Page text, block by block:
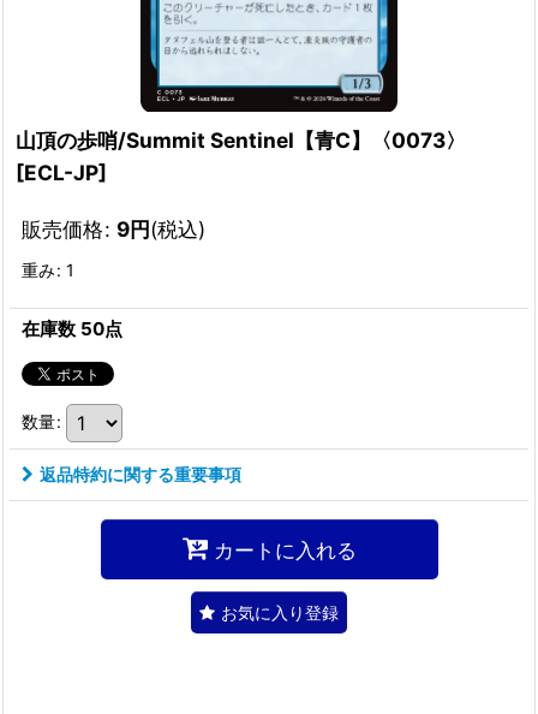
山頂の歩哨/Summit Sentinel【青C】〈0073〉
[ECL-JP]
販売価格: 9円(税込)
重み: 1
在庫数 50点
数量:
返品特約に関する重要事項
カートに入れる
お気に入り登録